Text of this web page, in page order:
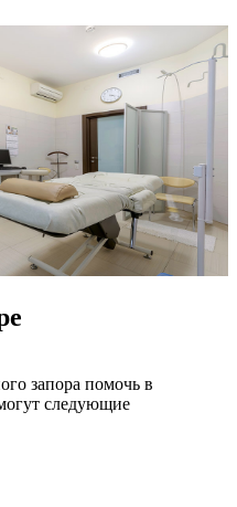
запора помочь в
следующие